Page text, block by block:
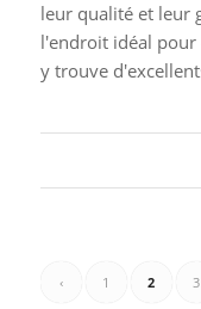
leur qualité et leur
l'endroit idéal pour
y trouve
‹ 1 2 3